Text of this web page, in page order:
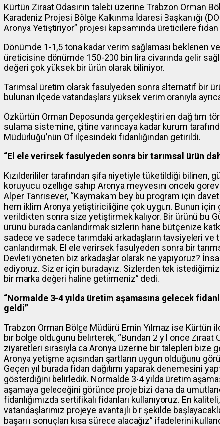
Kürtün Ziraat Odasının talebi üzerine Trabzon Orman
Karadeniz Projesi Bölge Kalkınma İdaresi Başkanlığı
Aronya Yetiştiriyor” projesi kapsamında üreticilere
Dönümde 1-1,5 tona kadar verim sağlaması beklenen
üreticisine dönümde 150-200 bin lira civarında gelir
değeri çok yüksek bir ürün olarak biliniyor.
Tarımsal üretim olarak fasulyeden sonra alternatif bir
bulunan ilçede vatandaşlara yüksek verim oranıyla
Özkürtün Orman Deposunda gerçekleştirilen dağıtım
sulama sistemine, çitine varıncaya kadar kurum
Müdürlüğü’nün Of ilçesindeki fidanlığından getirildi.
“El ele verirsek fasulyeden sonra bir tarımsal ürün
Kızılderililer tarafından şifa niyetiyle tüketildiği bilinen,
koruyucu özelliğe sahip Aronya meyvesini önceki görev
Alper Tanrısever, “Kaymakam bey bu program için
hem iklim Aronya yetiştiriciliğine çok uygun. Bunun için
verildikten sonra size yetiştirmek kalıyor. Bir ürünü bu
ürünü burada canlandırmak sizlerin hane bütçenize
sadece ve sadece tarımdaki arkadaşların tavsiyeleri
canlandırmak. El ele verirsek fasulyeden sonra bir
Devleti yöneten biz arkadaşlar olarak ne yapıyoruz?
ediyoruz. Sizler için buradayız. Sizlerden tek
bir marka değeri haline getirmeniz” dedi.
“Normalde 3-4 yılda üretim aşamasına gelecek
geldi”
Trabzon Orman Bölge Müdürü Emin Yılmaz ise Kürtün
bir bölge olduğunu belirterek, “Bundan 2 yıl önce Ziraat
ziyaretleri sırasıyla da Aronya üzerine bir talepleri bize
Aronya yetişme açısından şartların uygun olduğunu
Geçen yıl burada fidan dağıtımı yaparak denemesini
gösterdiğini belirledik. Normalde 3-4 yılda üretim
aşamaya geleceğini görünce proje bizi daha da
fidanlığımızda sertifikalı fidanları kullanıyoruz. En
vatandaşlarımız projeye avantajlı bir şekilde
başarılı sonuçları kısa sürede alacağız” ifadelerini